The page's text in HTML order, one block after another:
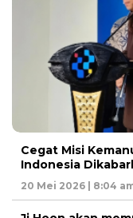
Cegat Misi
Indonesia
20 Mei 2026 | 8:04